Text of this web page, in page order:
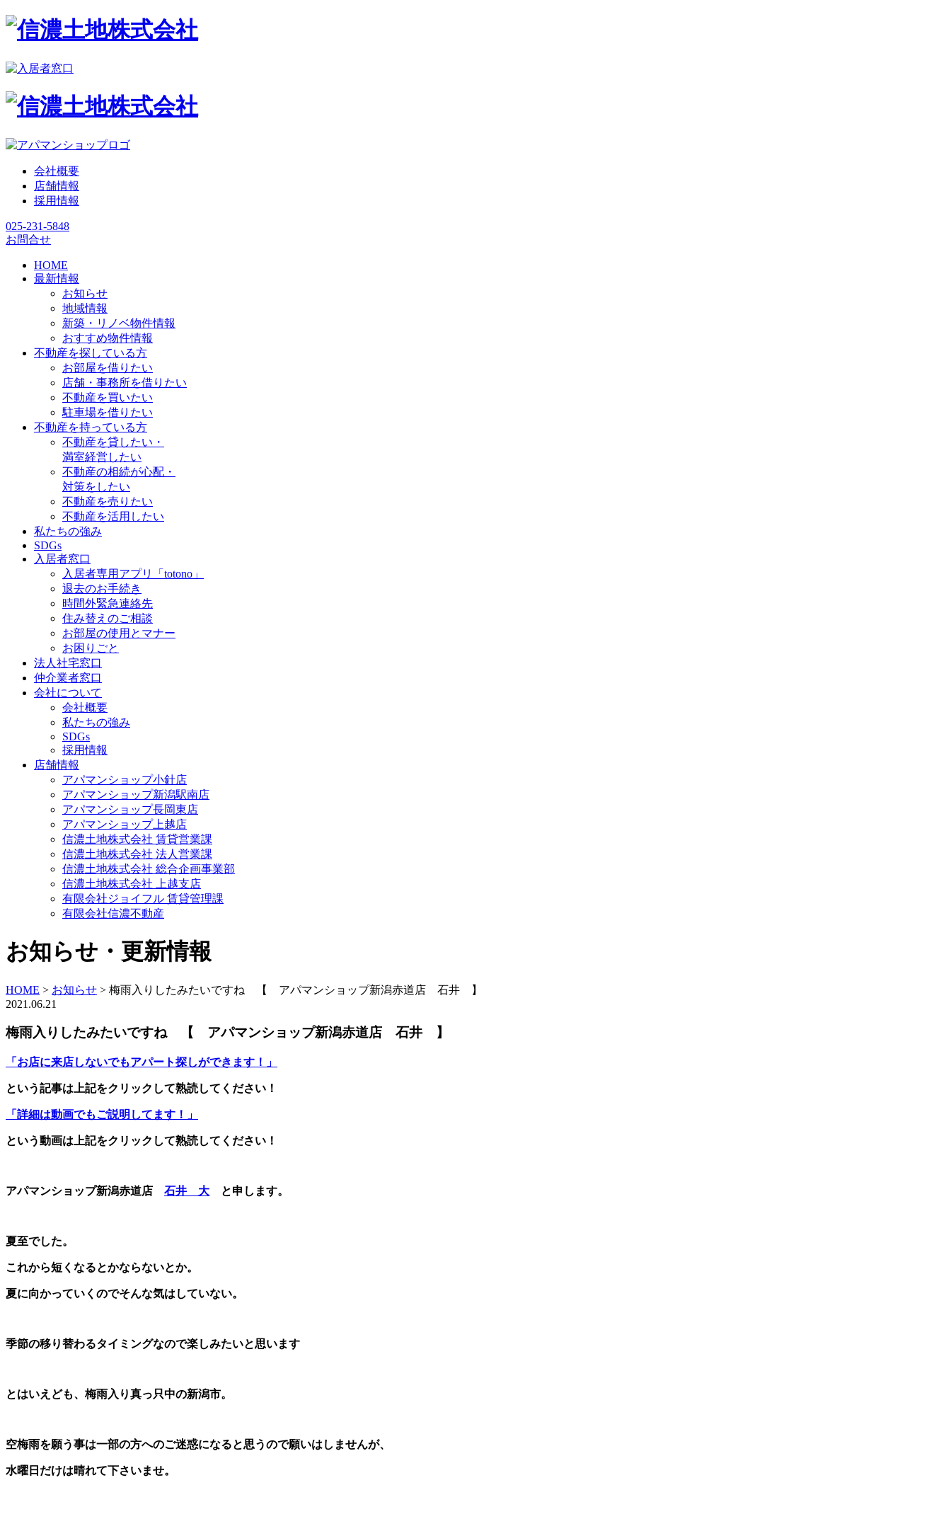
会社概要
店舗情報
採用情報
025-231-5848
お問合せ
HOME
最新情報
お知らせ
地域情報
新築・リノベ物件情報
おすすめ物件情報
不動産を探している方
お部屋を借りたい
店舗・事務所を借りたい
不動産を買いたい
駐車場を借りたい
不動産を持っている方
不動産を貸したい・
満室経営したい
不動産の相続が心配・
対策をしたい
不動産を売りたい
不動産を活用したい
私たちの強み
SDGs
入居者窓口
入居者専用アプリ「totono」
退去のお手続き
時間外緊急連絡先
住み替えのご相談
お部屋の使用とマナー
お困りごと
法人社宅窓口
仲介業者窓口
会社について
会社概要
私たちの強み
SDGs
採用情報
店舗情報
アパマンショップ小針店
アパマンショップ新潟駅南店
アパマンショップ長岡東店
アパマンショップ上越店
信濃土地株式会社 賃貸営業課
信濃土地株式会社 法人営業課
信濃土地株式会社 総合企画事業部
信濃土地株式会社 上越支店
有限会社ジョイフル 賃貸管理課
有限会社信濃不動産
お知らせ・更新情報
HOME > お知らせ > 梅雨入りしたみたいですね 【 アパマンショップ新潟赤道店 石井 】
2021.06.21
梅雨入りしたみたいですね 【 アパマンショップ新潟赤道店 石井 】
「お店に来店しないでもアパート探しができます！」
という記事は上記をクリックして熟読してください！
「詳細は動画でもご説明してます！」
という動画は上記をクリックして熟読してください！
アパマンショップ新潟赤道店 石井 大 と申します。
夏至でした。
これから短くなるとかならないとか。
夏に向かっていくのでそんな気はしていない。
季節の移り替わるタイミングなので楽しみたいと思います
とはいえども、梅雨入り真っ只中の新潟市。
空梅雨を願う事は一部の方へのご迷惑になると思うので願いはしませんが、
水曜日だけは晴れて下さいませ。